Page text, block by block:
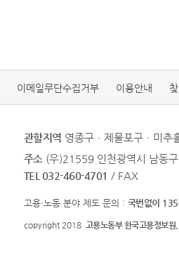
이메일무단수집거부 이용안내
관할지역 영종구ㆍ제물포구ㆍ미추
주소 (우)21559 인천광역시 남동
TEL 032-460-4701 / FAX
고용·노동 분야 제도 문의 : 국번없이
copyright 2018 고용노동부 한국고용정보원.